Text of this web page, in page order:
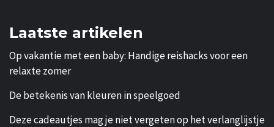
Laatste artikelen
Op vakantie met een baby: Handige reishacks voor een
relaxte zomer
De betekenis van kleuren in speelgoed
Deze cadeautjes mag je niet vergeten op het verlanglijstje